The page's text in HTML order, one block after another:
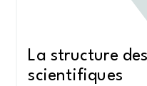
La structure
scientifiques